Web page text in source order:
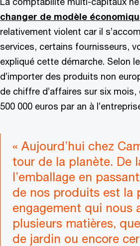
changer de modèle
relativement violent car il
services, certains fournisseurs,
expliqué cette démarche. Selon le
d’importer des produits non
de chiffre d’affaires sur six
500 000 euros par an à
« Aujourd’hui chez
tour de la planète. De
l’emballage en
de nos produits est la
engagement qui nous
plusieurs matières,
de jardin ou encore